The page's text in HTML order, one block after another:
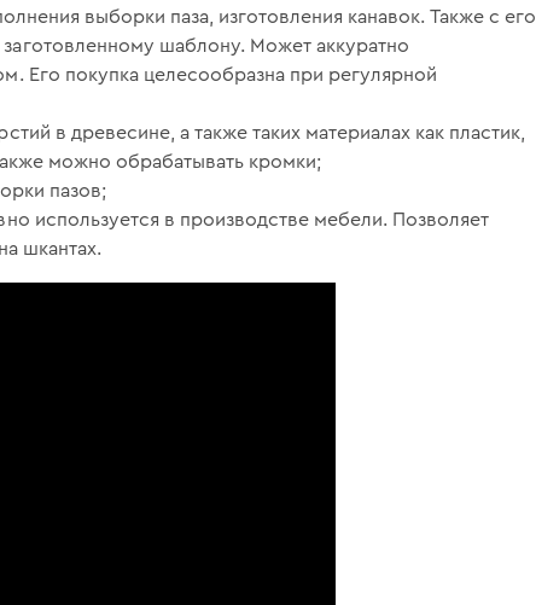
выборки паза, изготовления канавок. Также с его
шаблону. Может аккуратно
Его покупка целесообразна при регулярной
в древесине, а также таких материалах как пластик,
можно обрабатывать кромки;
пазов;
используется в производстве мебели. Позволяет
шкантах.